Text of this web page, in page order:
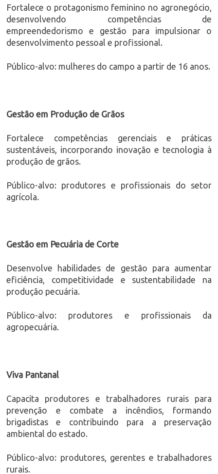
Fortalece o protagonismo feminino no agronegócio,
desenvolvendo competências de
empreendedorismo e gestão para impulsionar o
desenvolvimento pessoal e profissional.
Público-alvo: mulheres do campo a partir de 16 anos.
Gestão em Produção de Grãos
Fortalece competências gerenciais e práticas
sustentáveis, incorporando inovação e tecnologia à
produção de grãos.
Público-alvo: produtores e profissionais do setor
agrícola.
Gestão em Pecuária de Corte
Desenvolve habilidades de gestão para aumentar
eficiência, competitividade e sustentabilidade na
produção pecuária.
Público-alvo: produtores e profissionais da
agropecuária.
Viva Pantanal
Capacita produtores e trabalhadores rurais para
prevenção e combate a incêndios, formando
brigadistas e contribuindo para a preservação
ambiental do estado.
Público-alvo: produtores, gerentes e trabalhadores
rurais.